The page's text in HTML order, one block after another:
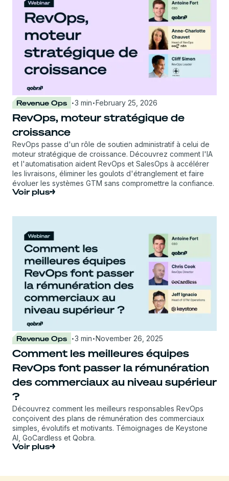
Revenue Ops ·3 min·February 25, 2026
RevOps, moteur stratégique de
croissance
RevOps passe d'un rôle de soutien administratif à celui de
moteur stratégique de croissance. Découvrez comment l'IA
et l'automatisation aident RevOps et SalesOps à accélérer
les livraisons, éliminer les goulots d'étranglement et faire
évoluer les systèmes GTM sans compromettre la confiance.
Voir plus
Revenue Ops ·3 min·November 26, 2025
Comment les meilleures équipes
RevOps font passer la rémunération
des commerciaux au niveau supérieur
?
Découvrez comment les meilleurs responsables RevOps
conçoivent des plans de rémunération des commerciaux
simples, évolutifs et motivants. Témoignages de Keystone
AI, GoCardless et Qobra.
Voir plus